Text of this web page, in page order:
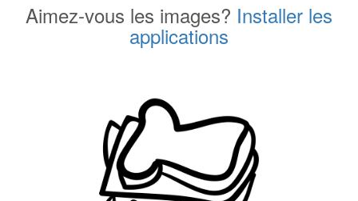
Aimez-vous les images? Installer les
applications